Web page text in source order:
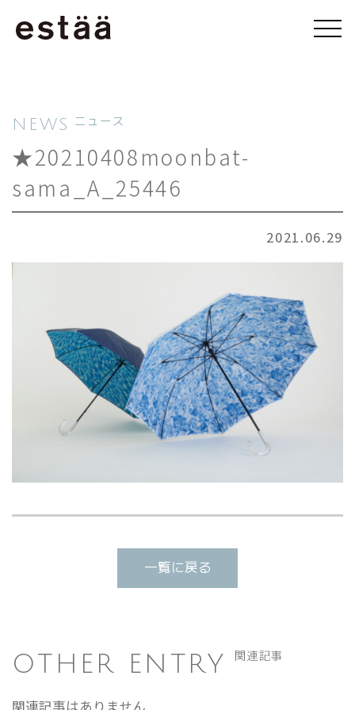
NEWS ニュース
★20210408moonbat-
sama_A_25446
2021.06.29
一覧に戻る
OTHER ENTRY 関連記事
関連記事はありません